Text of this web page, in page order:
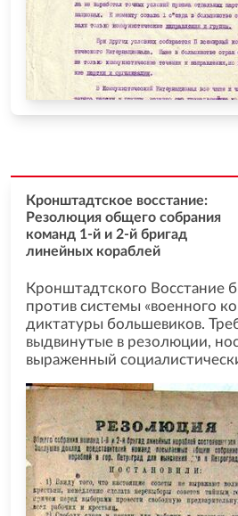
Кронштадтское восстание:
Резолюция общего собрания
команд 1-й и 2-й бригад
линейных кораблей
Кронштадтского Восстание
против системы «военного
диктатуры большевиков.
выдвинутые в резолюции,
выраженный